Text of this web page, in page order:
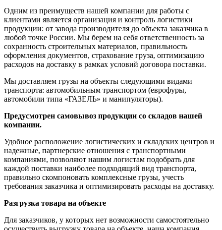
Одним из преимуществ нашей компании для работы с
клиентами является организация и контроль логистики
продукции: от завода производителя до объекта заказчика в
любой точке России. Мы берем на себя ответственность за
сохранность строительных материалов, правильность
оформления документов, страхование груза, оптимизацию
расходов на доставку в рамках условий договора поставки.
Мы доставляем грузы на объекты следующими видами
транспорта: автомобильным транспортом (еврофуры,
автомобили типа «ГАЗЕЛЬ» и манипуляторы).
Предусмотрен самовывоз продукции со складов нашей
компании.
Удобное расположение логистических и складских центров и
надежные, партнерские отношения с транспортными
компаниями, позволяют нашим логистам подобрать для
каждой поставки наиболее подходящий вид транспорта,
правильно скомпоновать комплексные грузы, учесть
требования заказчика и оптимизировать расходы на доставку.
Разгрузка товара на объекте
Для заказчиков, у которых нет возможности самостоятельно